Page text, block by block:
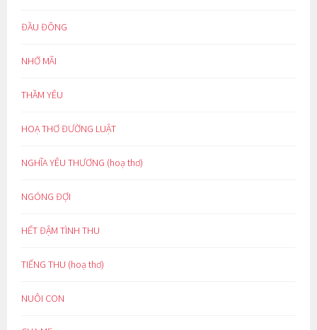
ĐẦU ĐÔNG
NHỚ MÃI
THẦM YÊU
HOẠ THƠ ĐƯỜNG LUẬT
NGHĨA YÊU THƯƠNG (hoạ thơ)
NGÓNG ĐỢI
HẾT ĐẬM TÌNH THU
TIẾNG THU (hoạ thơ)
NUÔI CON